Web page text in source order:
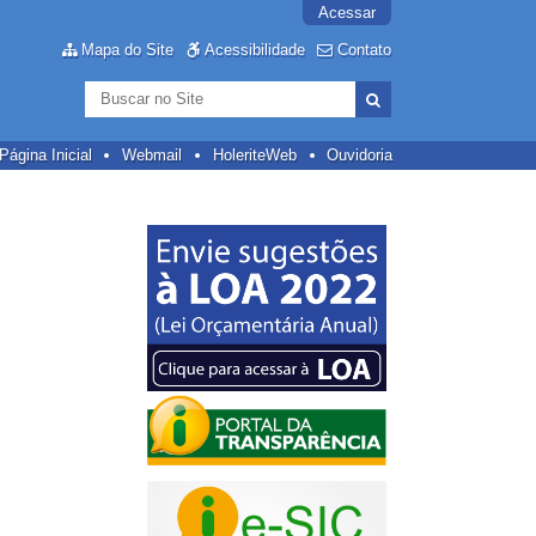
Acessar
Mapa do Site Acessibilidade Contato
Busca
Avançada…
Inicial Webmail HoleriteWeb Ouvidoria